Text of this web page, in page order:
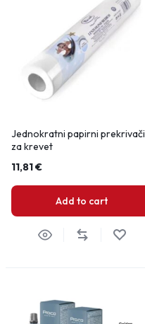
Jednokratni papirni prekrivači
za krevet
11,81€
Add to cart